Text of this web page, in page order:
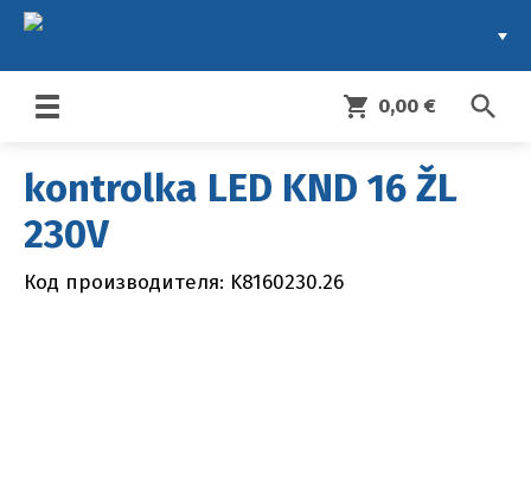
Toggle
search
shopping_cart 0,00 €
kontrolka LED KND 16 ŽL
230V
Код производителя: K8160230.26